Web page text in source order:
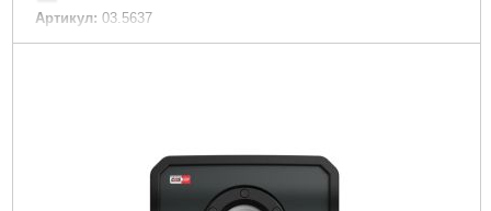
Артикул: 03.5637
Код товара: 27.49.60